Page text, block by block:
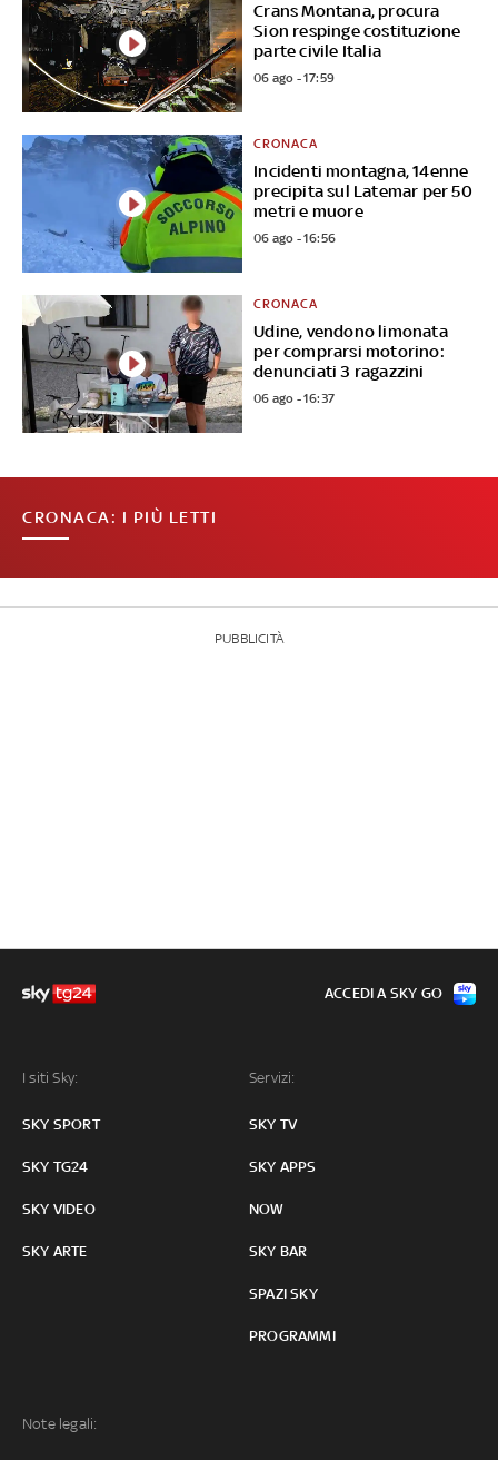
Crans Montana, procura
Sion respinge costituzione
parte civile Italia
06 ago - 17:59
Incidenti montagna, 14enne
precipita sul Latemar per 50
metri e muore
CRONACA
06 ago - 16:56
Udine, vendono limonata
per comprarsi motorino:
denunciati 3 ragazzini
CRONACA
06 ago - 16:37
CRONACA: I PIÙ LETTI
PUBBLICITÀ
I siti Sky:
SKY SPORT
SKY TG24
SKY VIDEO
SKY ARTE
Servizi:
SKY TV
SKY APPS
NOW
SKY BAR
SPAZI SKY
PROGRAMMI
Note legali:
ACCEDI A SKY GO